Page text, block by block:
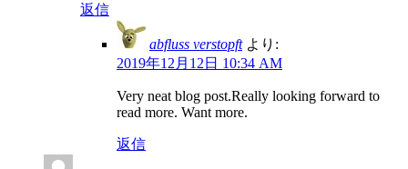
返信
abfluss verstopft より:
2019年12月12日 10:34 AM
Very neat blog post.Really looking forward to
read more. Want more.
返信